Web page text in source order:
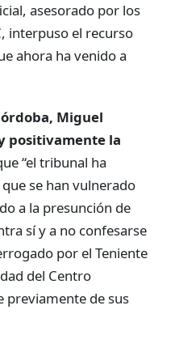
asesorado por los
interpuso el recurso
ahora ha venido a
Miguel
positivamente la
“el tribunal ha
se han vulnerado
a la presunción de
sí y a no confesarse
por el Teniente
del Centro
previamente de sus